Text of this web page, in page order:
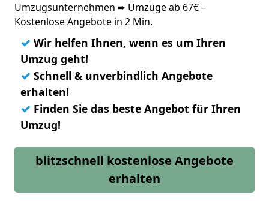
Umzugsunternehmen ➨ Umzüge ab 67€ –
Kostenlose Angebote in 2 Min.
✓ Wir helfen Ihnen, wenn es um Ihren
Umzug geht!
✓ Schnell & unverbindlich Angebote
erhalten!
✓ Finden Sie das beste Angebot für Ihren
Umzug!
blitzschnell kostenlose Angebote
erhalten